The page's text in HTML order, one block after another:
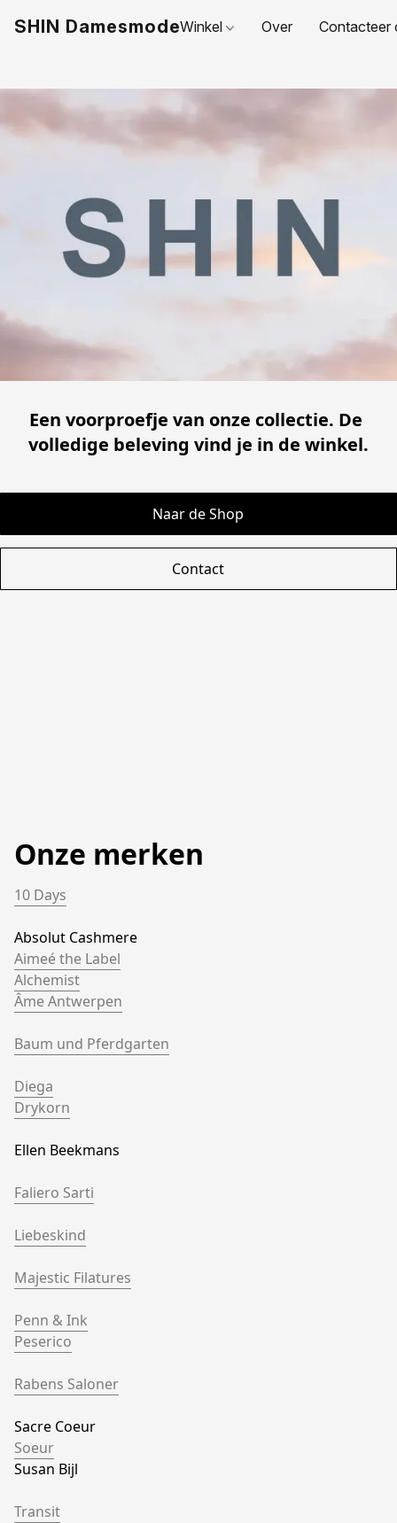
SHIN DamesmodeWinkel Over Contacteer
Een voorproefje van onze collectie. De
volledige beleving vind je in de winkel.
Naar de Shop
Contact
Onze merken
10 Days
Aimeé the Label
Alchemist
Âme Antwerpen
Baum und Pferdgarten
Diega
Drykorn
Ellen Beekmans
Faliero Sarti
Liebeskind
Majestic Filatures
Penn & Ink
Peserico
Rabens Saloner
Sacre Coeur
Soeur
Susan Bijl
Transit